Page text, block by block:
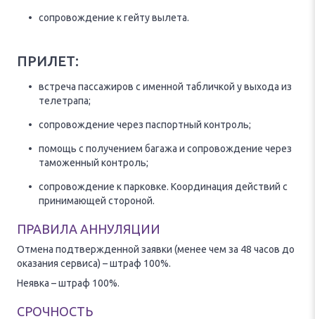
сопровождение к гейту вылета.
ПРИЛЕТ:
встреча пассажиров с именной табличкой у выхода из
телетрапа;
сопровождение через паспортный контроль;
помощь с получением багажа и сопровождение через
таможенный контроль;
сопровождение к парковке. Координация действий с
принимающей стороной.
ПРАВИЛА АННУЛЯЦИИ
Отмена подтвержденной заявки (менее чем за 48 часов до
оказания сервиса) – штраф 100%.
Неявка – штраф 100%.
СРОЧНОСТЬ